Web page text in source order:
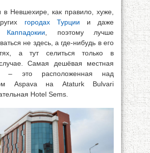
в Невшехире, как правило, хуже,
городах Турции и даже
Каппадокии , поэтому лучше
не здесь, а где-нибудь в его
а тут селиться только в
Самая дешёвая местная
– это расположенная над
Aspava на Ataturk Bulvari
Hotel Sems.